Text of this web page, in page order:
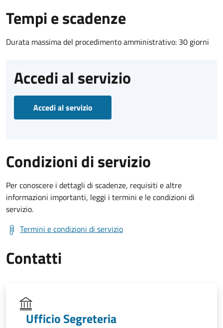
Tempi e scadenze
Durata massima del procedimento amministrativo: 30 giorni
Accedi al servizio
Accedi al servizio
Condizioni di servizio
Per conoscere i dettagli di scadenze, requisiti e altre
informazioni importanti, leggi i termini e le condizioni di
servizio.
Termini e condizioni di servizio
Contatti
Ufficio Segreteria